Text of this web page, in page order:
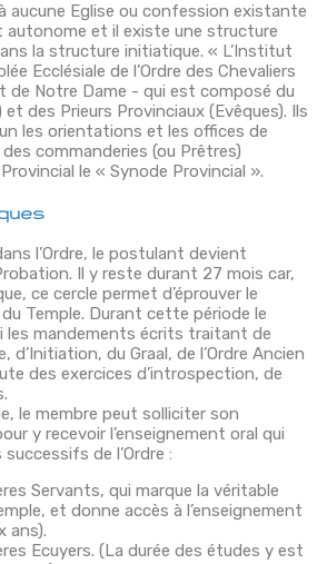
à aucune Eglise ou confession existante
autonome et il existe une structure
la structure initiatique. « L’Institut
Ecclésiale de l’Ordre des Chevaliers
de Notre Dame - qui est composé du
et des Prieurs Provinciaux (Evêques). Ils
les orientations et les offices de
des commanderies (ou Prêtres)
le « Synode Provincial ».
l’Ordre, le postulant devient
Il y reste durant 27 mois car,
ce cercle permet d’éprouver le
Temple. Durant cette période le
les mandements écrits traitant de
d’Initiation, du Graal, de l’Ordre Ancien
des exercices d’introspection, de
le membre peut solliciter son
y recevoir l’enseignement oral qui
de l’Ordre :
Servants, qui marque la véritable
et donne accès à l’enseignement
ans).
Ecuyers. (La durée des études y est